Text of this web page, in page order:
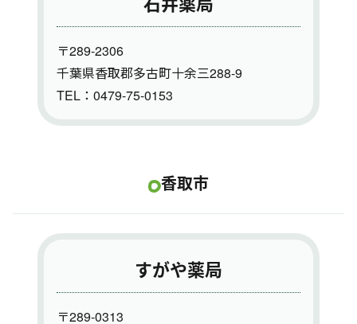
〒289-2306
千葉県香取郡多古町十余三288-9
TEL：0479-75-0153
香取市
すがや薬局
〒289-0313